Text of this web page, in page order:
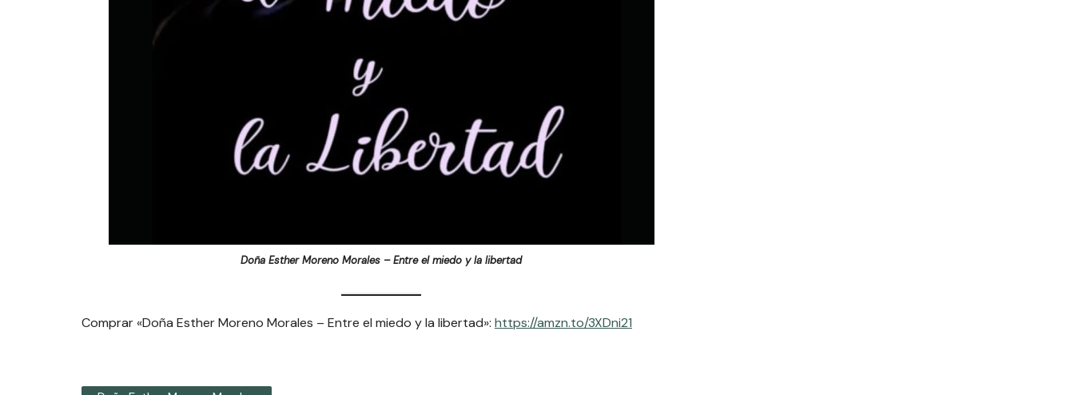
Doña Esther Moreno Morales – Entre el miedo y la libertad
Comprar «Doña Esther Moreno Morales – Entre el miedo y la libertad»: https://amzn.to/3XDni21